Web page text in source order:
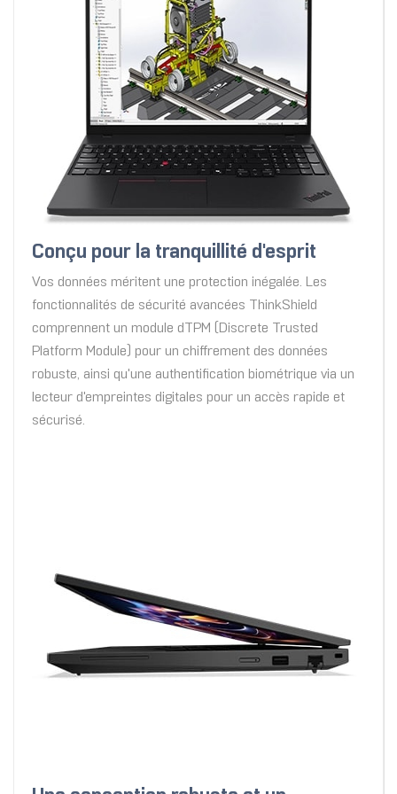
Conçu pour la tranquillité d'esprit
Vos données méritent une protection inégalée. Les
fonctionnalités de sécurité avancées ThinkShield
comprennent un module dTPM (Discrete Trusted
Platform Module) pour un chiffrement des données
robuste, ainsi qu'une authentification biométrique via un
lecteur d'empreintes digitales pour un accès rapide et
sécurisé.